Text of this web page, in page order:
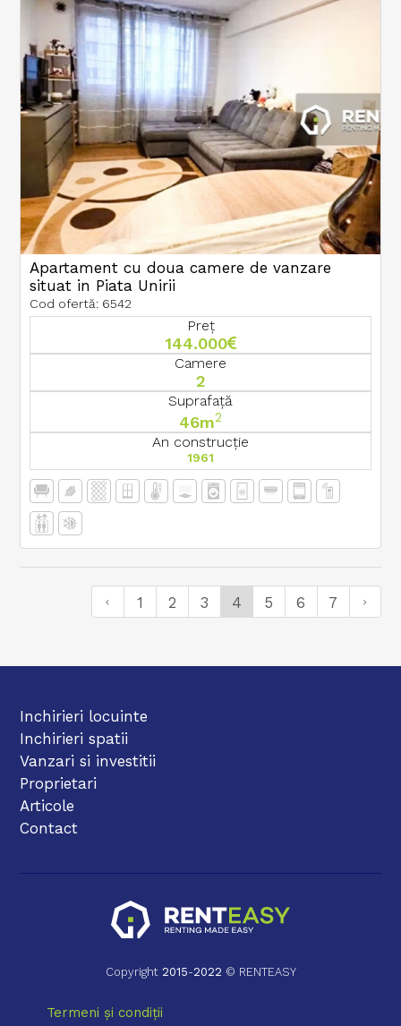
Apartament cu doua camere de vanzare
situat in Piata Unirii
Cod ofertă: 6542
Preț
144.000
Camere
2
Suprafață
46m2
An construcție
1961
1 2 3 4 5 6 7
Inchirieri locuinte
Inchirieri spatii
Vanzari si investitii
Proprietari
Articole
Contact
Copyright 2015-2022 © RENTEASY
Termeni și condiții